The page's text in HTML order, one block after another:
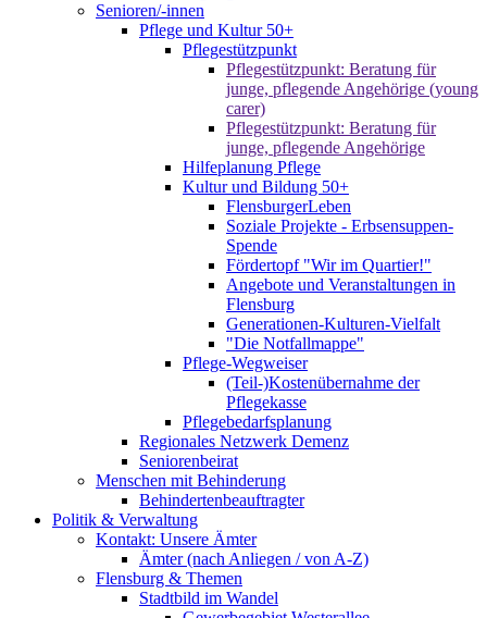
Senioren/-innen
Pflege und Kultur 50+
Pflegestützpunkt
Pflegestützpunkt: Beratung für
junge, pflegende Angehörige (young
carer)
Pflegestützpunkt: Beratung für
junge, pflegende Angehörige
Hilfeplanung Pflege
Kultur und Bildung 50+
FlensburgerLeben
Soziale Projekte - Erbsensuppen-
Spende
Fördertopf "Wir im Quartier!"
Angebote und Veranstaltungen in
Flensburg
Generationen-Kulturen-Vielfalt
"Die Notfallmappe"
Pflege-Wegweiser
(Teil-)Kostenübernahme der
Pflegekasse
Pflegebedarfsplanung
Regionales Netzwerk Demenz
Seniorenbeirat
Menschen mit Behinderung
Behindertenbeauftragter
Politik & Verwaltung
Kontakt: Unsere Ämter
Ämter (nach Anliegen / von A-Z)
Flensburg & Themen
Stadtbild im Wandel